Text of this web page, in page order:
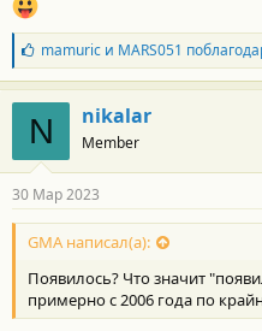
Б
л
а
г
о
д
а
н
о
с
и
:
mamuricи MARS051
N nikalar
Member
30 Мар 2023
GMA написал(а):
Появилось? Что значит
примерно с 2006 года по